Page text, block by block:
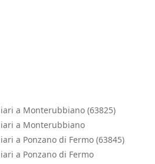
a Monterubbiano (63825)
a Monterubbiano
a Ponzano di Fermo (63845)
a Ponzano di Fermo